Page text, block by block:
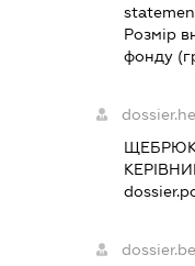
Розмір
фонду
ЩЕБРЮК